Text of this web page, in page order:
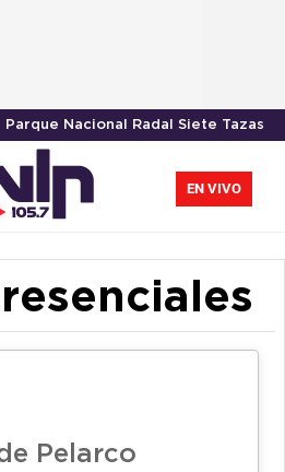
Parque Nacional Radal Siete Tazas
EN VIVO
Pelarco